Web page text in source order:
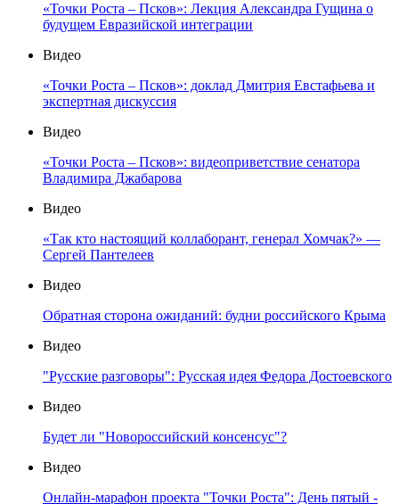
«Точки Роста – Псков»: Лекция Александра Гущина о
будущем Евразийской интеграции
Видео
«Точки Роста – Псков»: доклад Дмитрия Евстафьева и
экспертная дискуссия
Видео
«Точки Роста – Псков»: видеоприветствие сенатора
Владимира Джабарова
Видео
«Так кто настоящий коллаборант, генерал Хомчак?» —
Сергей Пантелеев
Видео
Обратная сторона ожиданий: будни российского Крыма
Видео
"Русские разговоры": Русская идея Федора Достоевского
Видео
Будет ли "Новороссийский консенсус"?
Видео
Онлайн-марафон проекта "Точки Роста": День пятый -